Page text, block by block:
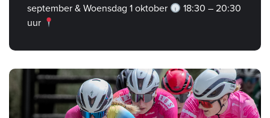
september & Woensdag 1 oktober
18:30 – 20:30
uur